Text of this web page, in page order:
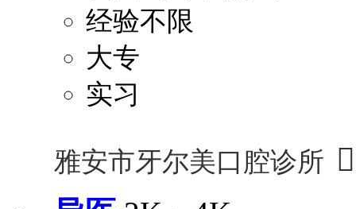
经验不限
大专
实习
雅安市牙尔美口腔诊所 